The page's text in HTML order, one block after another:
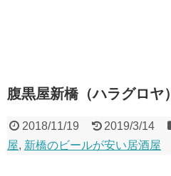
腹黒屋新橋（ハラグロヤ）
2018/11/19 2019/3/14
屋, 新橋のビールが安い居酒屋